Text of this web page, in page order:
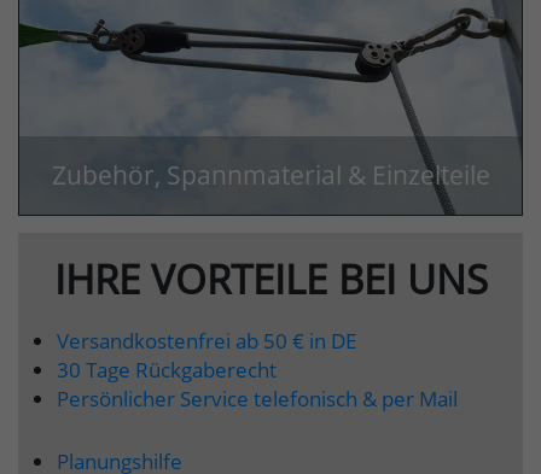
Zubehör, Spannmaterial & Einzelteile
IHRE VORTEILE BEI UNS
Versandkostenfrei ab 50 € in DE
30 Tage Rückgaberecht
Persönlicher Service telefonisch & per Mail
Planungshilfe